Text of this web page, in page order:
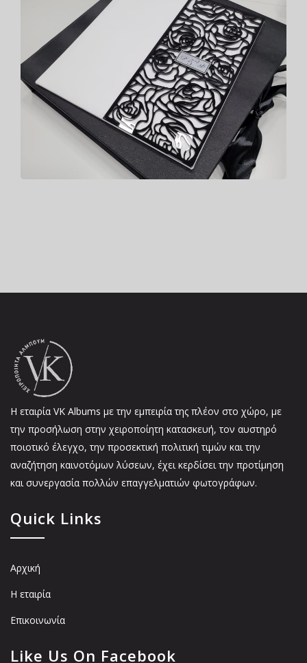
Η εταιρία VK Αlbums με την εμπειρία της πλέον στο χώρο, με
την προσήλωση στην χειροποίητη κατασκευή, τον αυστηρό
ποιοτικό έλεγχο, την προσεκτική πολιτική τιμών και την
αναζήτηση καινοτόμων λύσεων, έχει κερδίσει την προτίμηση
και συνεργασία πολλών επαγγελματιών φωτογράφων.
Quick Links
Αρχική
Η εταιρία
Επικοινωνία
Like Us On Facebook